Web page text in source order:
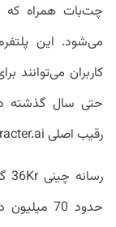
چت‌بات همراه
می‌شود. این
کاربران می‌توانند
حتی سال گذشته
رقیب اصلی Character.ai داشت.
حدود 70